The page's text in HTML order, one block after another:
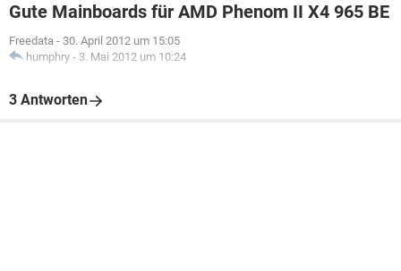
Gute Mainboards für AMD Phenom II X4 965 BE
Freedata - 30. April 2012 um 15:05
humphry - 3. Mai 2012 um 10:24
3 Antworten